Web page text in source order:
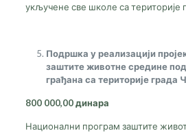
укључене све школе са територије
Подршка у реализацији
заштите животне средине
грађана са територије града
800 000,00динара
Национални програм заштите